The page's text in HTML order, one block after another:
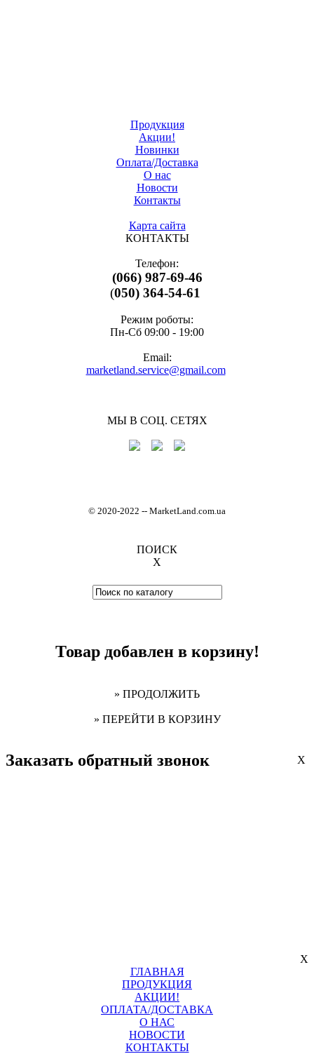
Продукция
Акции!
Новинки
Оплата/Доставка
О нас
Новости
Контакты
Карта сайта
КОНТАКТЫ
Телефон:
(066) 987-69-46
(050) 364-54-61
Режим роботы:
Пн-Cб 09:00 - 19:00
Email:
marketland.service@gmail.com
МЫ В СОЦ. СЕТЯХ
© 2020-2022 -- MarketLand.com.ua
ПОИСК
X
Товар добавлен в корзину!
» ПРОДОЛЖИТЬ
» ПЕРЕЙТИ В КОРЗИНУ
Заказать обратный звонок X
X
ГЛАВНАЯ
ПРОДУКЦИЯ
АКЦИИ!
ОПЛАТА/ДОСТАВКА
О НАС
НОВОСТИ
КОНТАКТЫ